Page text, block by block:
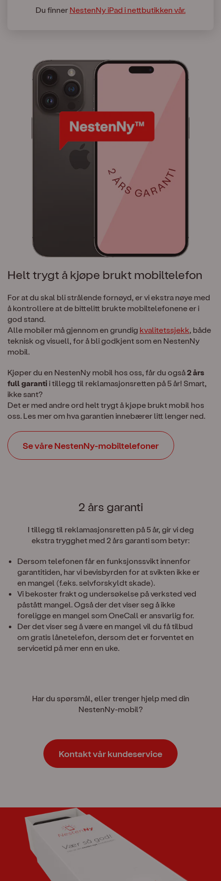
Du finner NestenNy iPad i nettbutikken vår.
Helt trygt å kjøpe brukt mobiltelefon
For at du skal bli strålende fornøyd, er vi ekstra nøye med
å kontrollere at de bittelitt brukte mobiltelefonene er i
god stand.
Alle mobiler må gjennom en grundig kvalitetssjekk, både
teknisk og visuell, for å bli godkjent som en NestenNy
mobil.
Kjøper du en NestenNy mobil hos oss, får du også2 års
full garantii tillegg til reklamasjonsretten på 5 år! Smart,
ikke sant?
Det er med andre ord helt trygt å kjøpe brukt mobil hos
oss. Les mer om hva garantien innebærer litt lenger ned.
Se våre NestenNy-mobiltelefoner
2 års garanti
I tillegg til reklamasjonsretten på 5 år, gir vi deg
ekstra trygghet med 2 års garanti som betyr:
Dersom telefonen får en funksjonssvikt innenfor
garantitiden, har vi bevisbyrden for at svikten ikke er
en mangel (f.eks. selvforskyldt skade).
Vi bekoster frakt og undersøkelse på verksted ved
påstått mangel. Også der det viser seg å ikke
foreligge en mangel som OneCall er ansvarlig for.
Der det viser seg å være en mangel vil du få tilbud
om gratis lånetelefon, dersom det er forventet en
servicetid på mer enn en uke.
Har du spørsmål, eller trenger hjelp med din
NestenNy-mobil?
Kontakt vår kundeservice